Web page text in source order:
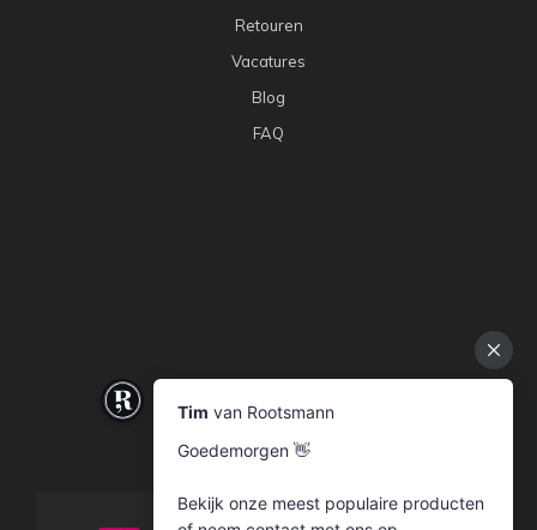
Retouren
Vacatures
Blog
FAQ